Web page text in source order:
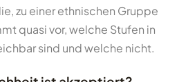
zu einer ethnischen Gruppe
quasi vor, welche Stufen in
sind und welche nicht.